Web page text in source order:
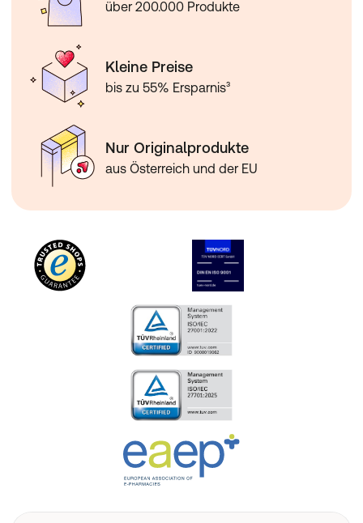
über 200.000 Produkte
Kleine Preise
bis zu 55% Ersparnis³
Nur Originalprodukte
aus Österreich und der EU